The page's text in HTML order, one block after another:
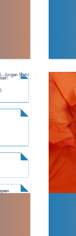
- Jürgen Stahl